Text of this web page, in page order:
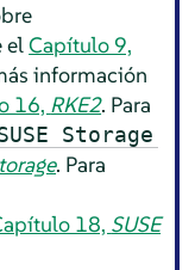
elCapítulo 9,
información
16, RKE2. Para
Storage
. Para
18, SUSE